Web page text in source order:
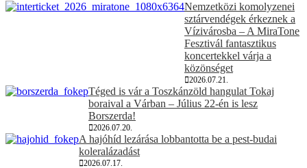
Nemzetközi komolyzenei
sztárvendégek érkeznek a
Vízivárosba – A MiraTone
Fesztivál fantasztikus
koncertekkel várja a
közönséget
2026.07.21.
Téged is vár a Toszkánzöld hangulat Tokaj
boraival a Várban – Július 22-én is lesz
Borszerda!
2026.07.20.
A hajóhíd lezárása lobbantotta be a pest-budai
koleralázadást
2026.07.17.